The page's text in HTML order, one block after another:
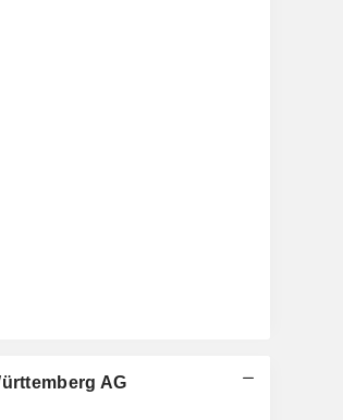
AG